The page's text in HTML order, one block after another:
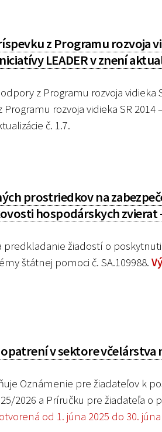
z Programu rozvoja
LEADER v znení
z Programu rozvoja vidieka
rozvoja vidieka SR 2014
č. 1.7.
prostriedkov na
hospodárskych
predkladanie žiadostí o
štátnej pomoci č. SA.109988.
v sektore
Oznámenie pre žiadateľov k
2026 a Príručku pre žiadateľa o
od 1. júna 2025 do 30. júna